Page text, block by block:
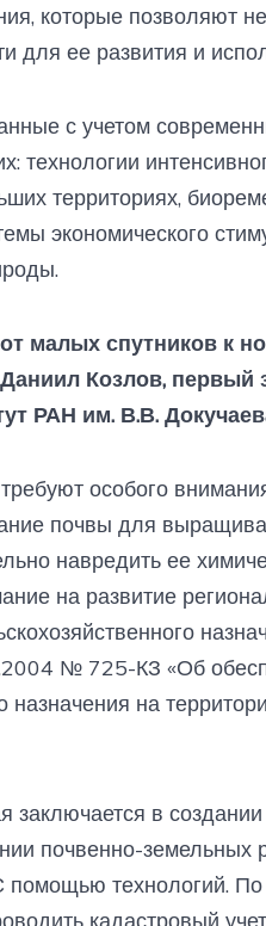
которые позволяют
для ее развития и
с учетом
технологии
территориях,
экономического
малых спутников к
Козлов, первый
РАН им. В.В.
особого
почвы для
навредить ее
на развитие
№ 725-КЗ «Об
на
заключается в
почвенно-земельных
помощью технологий.